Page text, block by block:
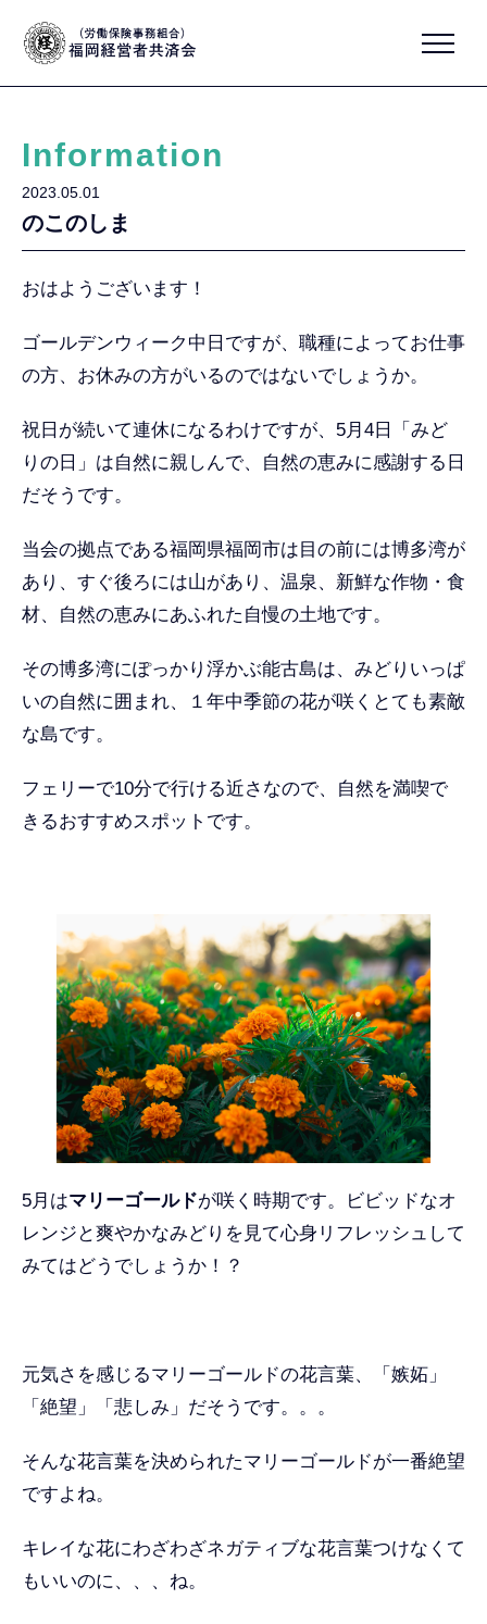
Information
2023.05.01
のこのしま
おはようございます！
ゴールデンウィーク中日ですが、職種によってお仕事
の方、お休みの方がいるのではないでしょうか。
祝日が続いて連休になるわけですが、5月4日「みど
りの日」は自然に親しんで、自然の恵みに感謝する日
だそうです。
当会の拠点である福岡県福岡市は目の前には博多湾が
あり、すぐ後ろには山があり、温泉、新鮮な作物・食
材、自然の恵みにあふれた自慢の土地です。
その博多湾にぽっかり浮かぶ能古島は、みどりいっぱ
いの自然に囲まれ、１年中季節の花が咲くとても素敵
な島です。
フェリーで10分で行ける近さなので、自然を満喫で
きるおすすめスポットです。
5月はマリーゴールドが咲く時期です。ビビッドなオ
レンジと爽やかなみどりを見て心身リフレッシュして
みてはどうでしょうか！？
元気さを感じるマリーゴールドの花言葉、「嫉妬」
「絶望」「悲しみ」だそうです。。。
そんな花言葉を決められたマリーゴールドが一番絶望
ですよね。
キレイな花にわざわざネガティブな花言葉つけなくて
もいいのに、、、ね。